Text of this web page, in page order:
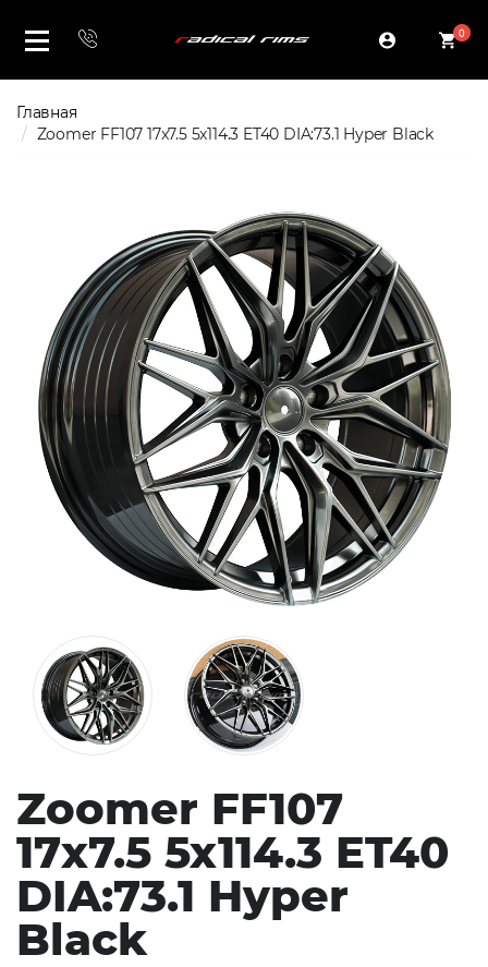
0
Главная
Zoomer FF107 17x7.5 5x114.3 ET40 DIA:73.1 Hyper Black
Zoomer FF107
17x7.5 5x114.3 ET40
DIA:73.1 Hyper
Black